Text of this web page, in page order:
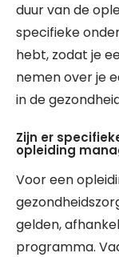
duur van de
specifieke
hebt, zodat je
nemen over je
in de
Zijn er
opleiding
Voor een
gelden,
programma.